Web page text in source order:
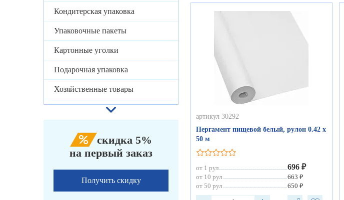
Кондитерская упаковка
Упаковочные пакеты
Картонные уголки
Подарочная упаковка
Хозяйственные товары
скидка 5%
на первый заказ
Получить скидку
артикул 30292
Пергамент пищевой белый, рулон 0.42 х
50 м
от 1 рул 696 ₽
от 10 рул
663 ₽
от 50 рул
650 ₽